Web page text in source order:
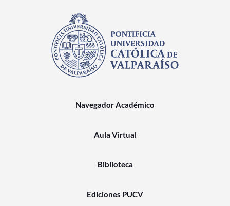
Navegador Académico
Aula Virtual
Biblioteca
Ediciones PUCV